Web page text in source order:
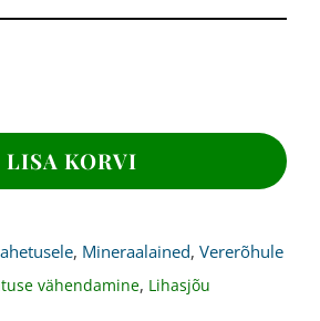
LISA KORVI
, Mineraalained, Vererõhule
vähendamine, Lihasjõu